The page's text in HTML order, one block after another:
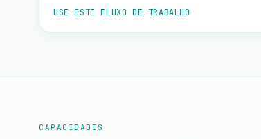
USE ESTE FLUXO DE TRABALHO
CAPACIDADES